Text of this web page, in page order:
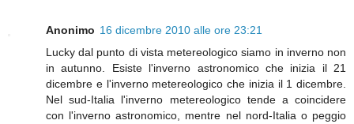
Anonimo 16 dicembre 2010 alle ore 23:21
Lucky dal punto di vista metereologico siamo in inverno non
in autunno. Esiste l'inverno astronomico che inizia il 21
dicembre e l'inverno metereologico che inizia il 1 dicembre.
Nel sud-Italia l'inverno metereologico tende a coincidere
con l'inverno astronomico, mentre nel nord-Italia o peggio